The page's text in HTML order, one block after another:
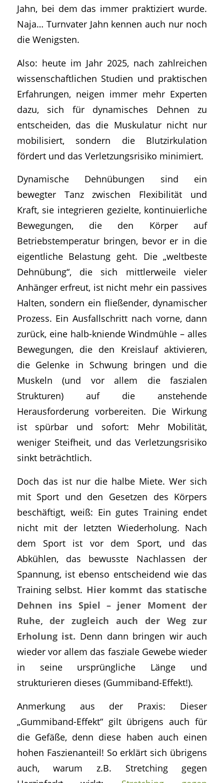
Jahn, bei dem das immer praktiziert wurde.
Naja… Turnvater Jahn kennen auch nur noch
die Wenigsten.
Also: heute im Jahr 2025, nach zahlreichen
wissenschaftlichen Studien und praktischen
Erfahrungen, neigen immer mehr Experten
dazu, sich für dynamisches Dehnen zu
entscheiden, das die Muskulatur nicht nur
mobilisiert, sondern die Blutzirkulation
fördert und das Verletzungsrisiko minimiert.
Dynamische Dehnübungen sind ein
bewegter Tanz zwischen Flexibilität und
Kraft, sie integrieren gezielte, kontinuierliche
Bewegungen, die den Körper auf
Betriebstemperatur bringen, bevor er in die
eigentliche Belastung geht. Die „weltbeste
Dehnübung“, die sich mittlerweile vieler
Anhänger erfreut, ist nicht mehr ein passives
Halten, sondern ein fließender, dynamischer
Prozess. Ein Ausfallschritt nach vorne, dann
zurück, eine halb-kniende Windmühle – alles
Bewegungen, die den Kreislauf aktivieren,
die Gelenke in Schwung bringen und die
Muskeln (und vor allem die faszialen
Strukturen) auf die anstehende
Herausforderung vorbereiten. Die Wirkung
ist spürbar und sofort: Mehr Mobilität,
weniger Steifheit, und das Verletzungsrisiko
sinkt beträchtlich.
Doch das ist nur die halbe Miete. Wer sich
mit Sport und den Gesetzen des Körpers
beschäftigt, weiß: Ein gutes Training endet
nicht mit der letzten Wiederholung. Nach
dem Sport ist vor dem Sport, und das
Abkühlen, das bewusste Nachlassen der
Spannung, ist ebenso entscheidend wie das
Training selbst. Hier kommt das statische
Dehnen ins Spiel – jener Moment der
Ruhe, der zugleich auch der Weg zur
Erholung ist. Denn dann bringen wir auch
wieder vor allem das fasziale Gewebe wieder
in seine ursprüngliche Länge und
strukturieren dieses (Gummiband-Effekt!).
Anmerkung aus der Praxis: Dieser
„Gummiband-Effekt“ gilt übrigens auch für
die Gefäße, denn diese haben auch einen
hohen Faszienanteil! So erklärt sich übrigens
auch, warum z.B. Stretching gegen